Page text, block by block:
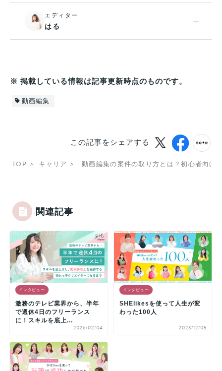
エディター
はる
※ 掲載している情報は記事更新時点のものです。
動画編集
この記事をシェアする
TOP キャリア 動画編集の案件の取り方とは？初心者向け
関連記事
インタビュー
激務のテレビ業界から、半年
で週休4日のフリーランス
に！スキルを底上...
2026/02/04
インタビュー
SHElikesを使って人生が変
わった100人
2023/12/05